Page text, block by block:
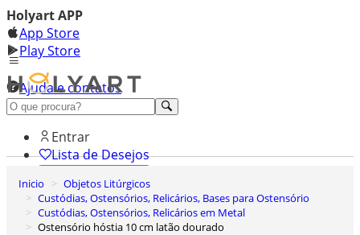
Holyart APP
App Store
Play Store
Ajuda e contatos
Conheça premium
Entrar
Lista de Desejos
0
Carrinho de Compras
Inicio
Objetos Litúrgicos
Custódias, Ostensórios, Relicários, Bases para Ostensório
Custódias, Ostensórios, Relicários em Metal
Ostensório hóstia 10 cm latão dourado